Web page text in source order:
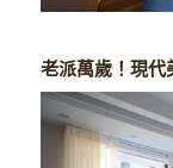
老派萬歲！現代